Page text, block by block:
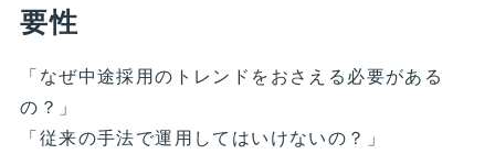
要性
「なぜ中途採用のトレンドをおさえる必要がある
の？」
「従来の手法で運用してはいけないの？」